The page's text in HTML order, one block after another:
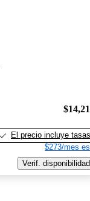
El precio incluye tasas
$273/mes
Verif. disponibilidad